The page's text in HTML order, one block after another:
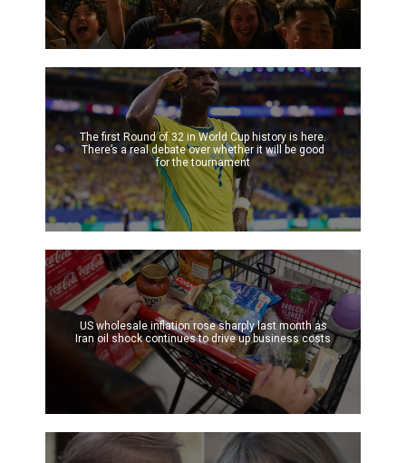
The first Round of 32 in World Cup history is here.
There’s a real debate over whether it will be good
for the tournament
US wholesale inflation rose sharply last month as
Iran oil shock continues to drive up business costs